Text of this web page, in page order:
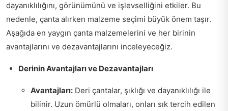
dayanıklılığını, görünümünü ve işlevselliğini etkiler. Bu
nedenle, çanta alırken malzeme seçimi büyük önem taşır.
Aşağıda en yaygın çanta malzemelerini ve her birinin
avantajlarını ve dezavantajlarını inceleyeceğiz.
Derinin Avantajları ve Dezavantajları
Avantajları: Deri çantalar, şıklığı ve dayanıklılığı ile
bilinir. Uzun ömürlü olmaları, onları sık tercih edilen